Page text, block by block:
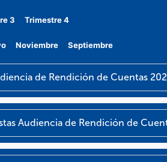
3 Trimestre 4
Noviembre Septiembre
de Rendición de Cuentas
Audiencia de Rendición de